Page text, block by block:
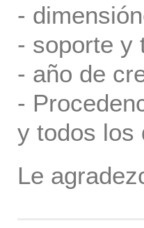
-
- soporte y
- año de
-
y todos los
Le